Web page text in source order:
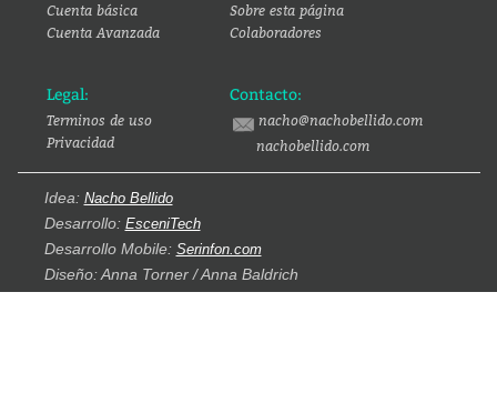
Cuenta básica
Cuenta Avanzada
Sobre esta página
Colaboradores
Legal:
Terminos de uso
Privacidad
Contacto:
nacho@nachobellido.com
nachobellido.com
Idea: Nacho Bellido
Desarrollo: EsceniTech
Desarrollo Mobile: Serinfon.com
Diseño: Anna Torner / Anna Baldrich